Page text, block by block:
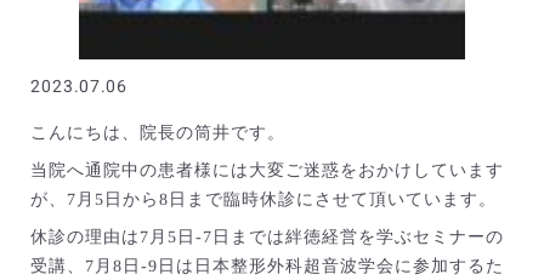
2023.07.06
こんにちは、院長の筒井です。
当院へ通院中の患者様には大変ご迷惑をおかけしています
が、7月5日から8日まで臨時休診にさせて頂いています。
休診の理由は7月5日-7日までは絆徳経営を学ぶセミナーの
受講、7月8日-9日は日本整形外科超音波学会に参加するた